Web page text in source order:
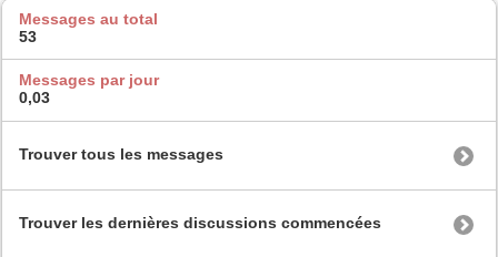
Messages au total
53
Messages par jour
0,03
Trouver tous les messages
Trouver les dernières discussions commencées